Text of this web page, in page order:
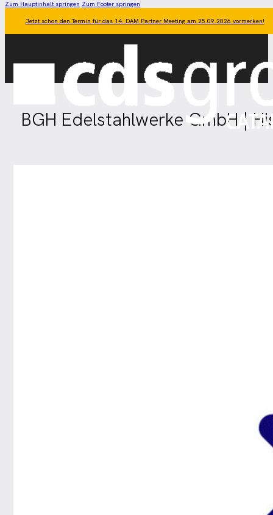
Zum Hauptinhalt springen Zum Footer springen
Jetzt schon den Termin für das 14. DAM Partner Meeting am 25.09.2026 vormerken!
BGH Edelstahlwerke GmbH |